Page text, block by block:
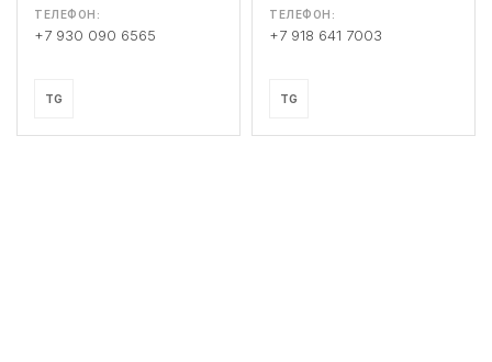
ТЕЛЕФОН:
+7 930 090 6565
TG
ТЕЛЕФОН:
+7 918 641 7003
TG